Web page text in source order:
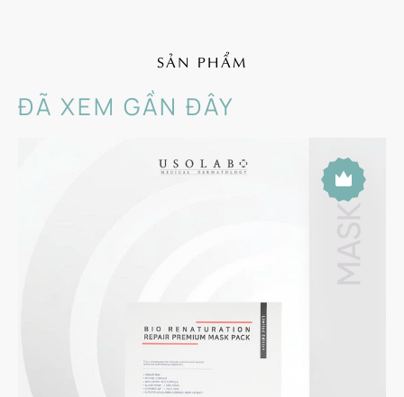
SẢN PHẨM
ĐÃ XEM GẦN ĐÂY